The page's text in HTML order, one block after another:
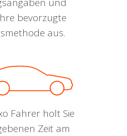
bevorzugte
aus.
Fahrer holt Sie
Zeit am